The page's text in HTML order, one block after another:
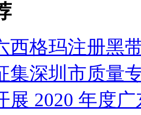
西格玛注册黑
集深圳市质量
展 2020 年度